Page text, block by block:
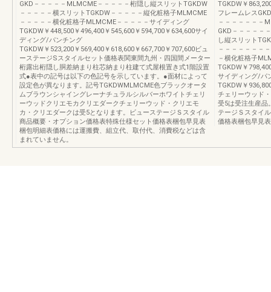
GKD－－－－－MLMCME－－－－－桁隠し縦スリットTGKDW
－－－－－横スリットTGKDW－－－－－縦化粧格子MLMCME
－－－－－横化粧格子MLMCME－－－－－サイディング
TGKDW￥448,500￥496,400￥545,600￥594,700￥634,600サイ
ディング/パンチング
TGKDW￥523,200￥569,400￥618,600￥667,700￥707,600ビュ
ーステージSスタイルセット価格表関東間九州・四国間メーター
桁露出桁隠し胴差納まり柱芯納まり柱建て式屋根置き式1階設置
式●表中の記号は以下の色記号を示しています。●面材によって
設定色が異なります。記号TGKDWMLMCME色ブラックオータ
ムブラウンシャイングレーナチュラルシルバーホワイトチェリ
ーウッドクリエモカクリエダークチェリーウッド・クリエモ
カ・クリエダークは受5となります。ビューステージＳスタイル
商品概要・オプション価格表特殊仕様セット価格表梱包早見表
梱包明細表価格には運搬費、組立代、取付代、消費税などは含
まれていません。
TGKDW￥
フレームレス
－－－－－－－
GKD－－－－－
し縦スリット
－－－－－－－
－横化粧格子
TGKDW￥
サイディング/パ
TGKDW￥
チェリーウッド
受5は受注生産品
テージＳスタイ
価格表梱包早見